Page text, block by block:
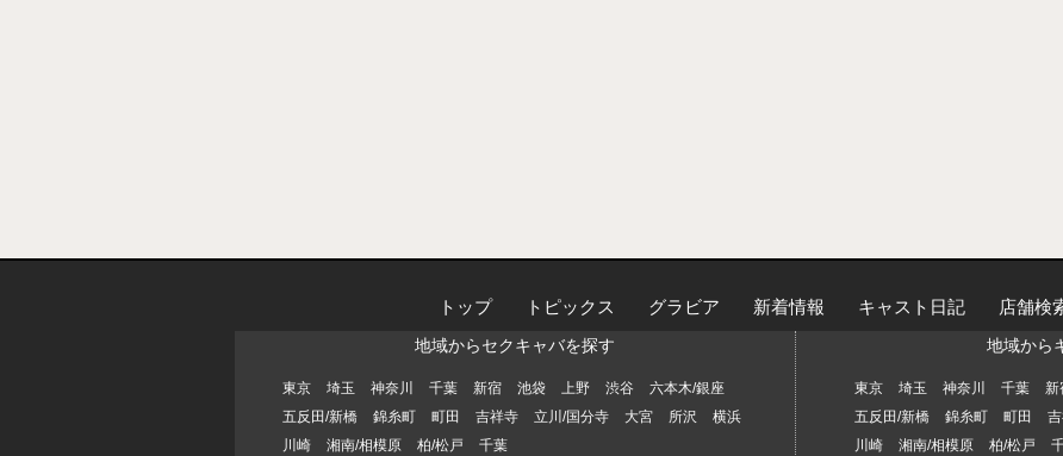
トップ トピックス グラビア 新着情報 キャスト日記 店舗検
地域からセクキャバを探す
東京 埼玉 神奈川 千葉 新宿 池袋 上野 渋谷
六本木/銀座
五反田/新橋
錦糸町 町田 吉祥寺 立川/国分寺 大宮 所沢
横浜
川崎
湘南/相模原 柏/松戸 千葉
地域から
東京 埼玉 神奈川 千葉 新
五反田/新橋
錦糸町 町田
川崎
湘南/相模原 柏/松戸